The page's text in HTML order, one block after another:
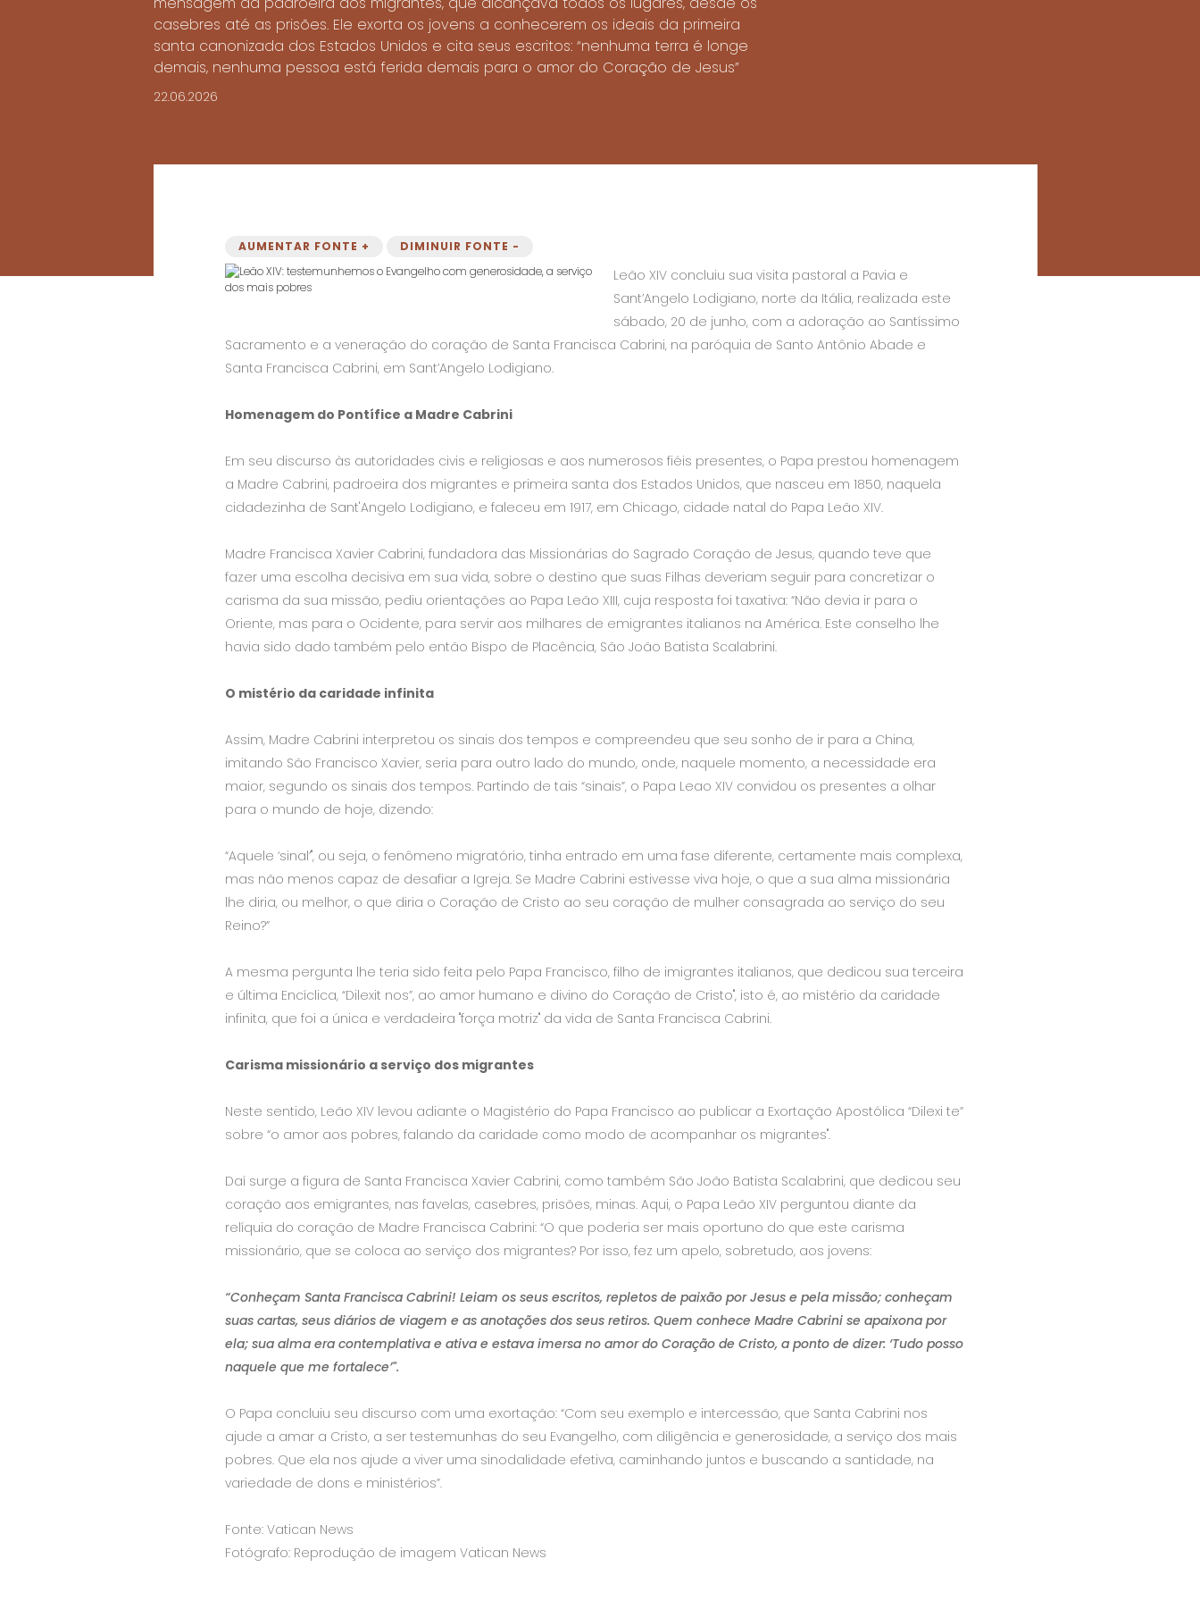
casebres até as prisões. Ele exorta os jovens a conhecerem os ideais da primeira
santa canonizada dos Estados Unidos e cita seus escritos: “nenhuma terra é longe
demais, nenhuma pessoa está ferida demais para o amor do Coração de Jesus”
22.06.2026
AUMENTAR FONTE + DIMINUIR FONTE -
Leão XIV concluiu sua visita pastoral a Pavia e
Sant’Angelo Lodigiano, norte da Itália, realizada este
sábado, 20 de junho, com a adoração ao Santíssimo
Sacramento e a veneração do coração de Santa Francisca Cabrini, na paróquia de Santo Antônio Abade e
Santa Francisca Cabrini, em Sant’Angelo Lodigiano.
Homenagem do Pontífice a Madre Cabrini
Em seu discurso às autoridades civis e religiosas e aos numerosos fiéis presentes, o Papa prestou homenagem
a Madre Cabrini, padroeira dos migrantes e primeira santa dos Estados Unidos, que nasceu em 1850, naquela
cidadezinha de Sant'Angelo Lodigiano, e faleceu em 1917, em Chicago, cidade natal do Papa Leão XIV.
Madre Francisca Xavier Cabrini, fundadora das Missionárias do Sagrado Coração de Jesus, quando teve que
fazer uma escolha decisiva em sua vida, sobre o destino que suas Filhas deveriam seguir para concretizar o
carisma da sua missão, pediu orientações ao Papa Leão XIII, cuja resposta foi taxativa: “Não devia ir para o
Oriente, mas para o Ocidente, para servir aos milhares de emigrantes italianos na América. Este conselho lhe
havia sido dado também pelo então Bispo de Placência, São João Batista Scalabrini.
O mistério da caridade infinita
Assim, Madre Cabrini interpretou os sinais dos tempos e compreendeu que seu sonho de ir para a China,
imitando São Francisco Xavier, seria para outro lado do mundo, onde, naquele momento, a necessidade era
maior, segundo os sinais dos tempos. Partindo de tais “sinais”, o Papa Leao XIV convidou os presentes a olhar
para o mundo de hoje, dizendo:
“Aquele ‘sinal’", ou seja, o fenômeno migratório, tinha entrado em uma fase diferente, certamente mais complexa,
mas não menos capaz de desafiar a Igreja. Se Madre Cabrini estivesse viva hoje, o que a sua alma missionária
lhe diria, ou melhor, o que diria o Coração de Cristo ao seu coração de mulher consagrada ao serviço do seu
Reino?”
A mesma pergunta lhe teria sido feita pelo Papa Francisco, filho de imigrantes italianos, que dedicou sua terceira
e última Encíclica, “Dilexit nos”, ao amor humano e divino do Coração de Cristo", isto é, ao mistério da caridade
infinita, que foi a única e verdadeira "força motriz" da vida de Santa Francisca Cabrini.
Carisma missionário a serviço dos migrantes
Neste sentido, Leão XIV levou adiante o Magistério do Papa Francisco ao publicar a Exortação Apostólica “Dilexi te”
sobre “o amor aos pobres, falando da caridade como modo de acompanhar os migrantes".
Daí surge a figura de Santa Francisca Xavier Cabrini, como também São João Batista Scalabrini, que dedicou seu
coração aos emigrantes, nas favelas, casebres, prisões, minas. Aqui, o Papa Leão XIV perguntou diante da
relíquia do coração de Madre Francisca Cabrini: “O que poderia ser mais oportuno do que este carisma
missionário, que se coloca ao serviço dos migrantes? Por isso, fez um apelo, sobretudo, aos jovens:
“Conheçam Santa Francisca Cabrini! Leiam os seus escritos, repletos de paixão por Jesus e pela missão; conheçam
suas cartas, seus diários de viagem e as anotações dos seus retiros. Quem conhece Madre Cabrini se apaixona por
ela; sua alma era contemplativa e ativa e estava imersa no amor do Coração de Cristo, a ponto de dizer: ‘Tudo posso
naquele que me fortalece’".
O Papa concluiu seu discurso com uma exortação: “Com seu exemplo e intercessão, que Santa Cabrini nos
ajude a amar a Cristo, a ser testemunhas do seu Evangelho, com diligência e generosidade, a serviço dos mais
pobres. Que ela nos ajude a viver uma sinodalidade efetiva, caminhando juntos e buscando a santidade, na
variedade de dons e ministérios”.
Fonte: Vatican News
Fotógrafo: Reprodução de imagem Vatican News